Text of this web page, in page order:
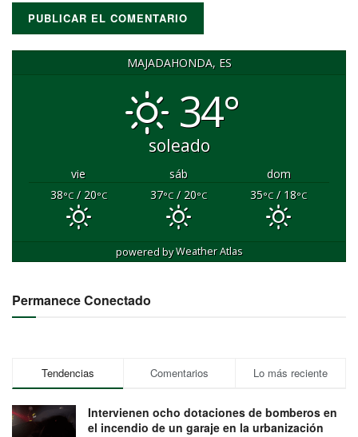
MAJADAHONDA, ES
34°
soleado
vie sáb
dom
38°C/ 20°C 37°C/ 20°C 35°C/ 18°C
powered byWeather Atlas
Permanece Conectado
Tendencias Comentarios Lo más reciente
Intervienen ocho dotaciones de bomberos en
el incendio de un garaje en la urbanización